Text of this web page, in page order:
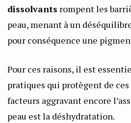
dissolvants rompent les
peau, menant à un
pour conséquence une
Pour ces raisons, il est
pratiques qui protègent de
facteurs aggravant encore
peau est la déshydratation.